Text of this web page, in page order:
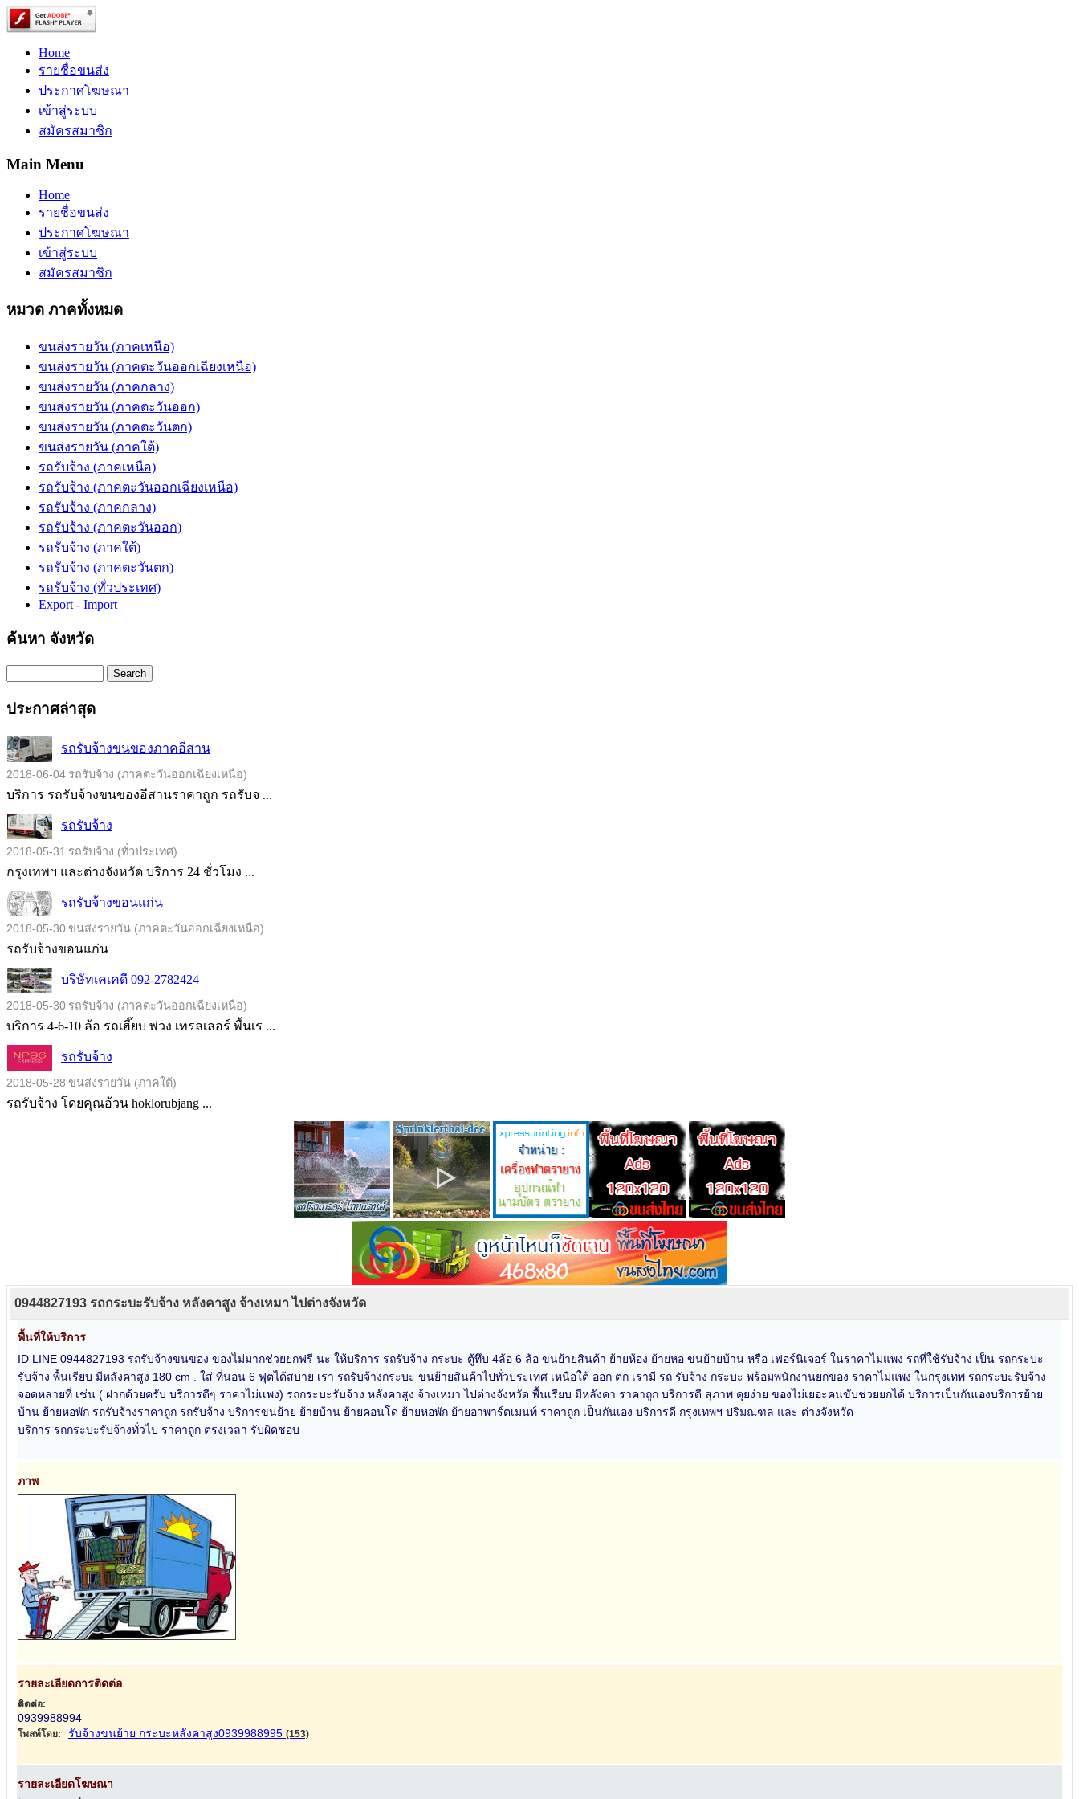
Home
รายชื่อขนส่ง
ประกาศโฆษณา
เข้าสู่ระบบ
สมัครสมาชิก
Main Menu
Home
รายชื่อขนส่ง
ประกาศโฆษณา
เข้าสู่ระบบ
สมัครสมาชิก
หมวด ภาคทั้งหมด
ขนส่งรายวัน (ภาคเหนือ)
ขนส่งรายวัน (ภาคตะวันออกเฉียงเหนือ)
ขนส่งรายวัน (ภาคกลาง)
ขนส่งรายวัน (ภาคตะวันออก)
ขนส่งรายวัน (ภาคตะวันตก)
ขนส่งรายวัน (ภาคใต้)
รถรับจ้าง (ภาคเหนือ)
รถรับจ้าง (ภาคตะวันออกเฉียงเหนือ)
รถรับจ้าง (ภาคกลาง)
รถรับจ้าง (ภาคตะวันออก)
รถรับจ้าง (ภาคใต้)
รถรับจ้าง (ภาคตะวันตก)
รถรับจ้าง (ทั่วประเทศ)
Export - Import
ค้นหา จังหวัด
Search
ประกาศล่าสุด
รถรับจ้างขนของภาคอีสาน
2018-06-04 รถรับจ้าง (ภาคตะวันออกเฉียงเหนือ)
บริการ รถรับจ้างขนของอีสานราคาถูก รถรับจ ...
รถรับจ้าง
2018-05-31 รถรับจ้าง (ทั่วประเทศ)
กรุงเทพฯ และต่างจังหวัด บริการ 24 ชั่วโมง ...
รถรับจ้างขอนแก่น
2018-05-30ขนส่งรายวัน (ภาคตะวันออกเฉียงเหนือ)
รถรับจ้างขอนแก่น
บริษัทเคเคดี 092-2782424
2018-05-30 รถรับจ้าง (ภาคตะวันออกเฉียงเหนือ)
บริการ 4-6-10 ล้อ รถเฮี๊ยบ พ่วง เทรลเลอร์ พื้นเร ...
รถรับจ้าง
2018-05-28 ขนส่งรายวัน (ภาคใต้)
รถรับจ้าง โดยคุณอ้วน hoklorubjang ...
0944827193 รถกระบะรับจ้าง หลังคาสูง จ้างเหมา ไปต่างจังหวัด
พื้นที่ให้บริการ
ID LINE 0944827193 รถรับจ้างขนของ ของไม่มากช่วยยกฟรี นะ ให้บริการ รถรับจ้าง กระบะ ตู้ทึบ 4ล้อ 6 ล้อ ขนย้ายสินค้า ย้ายห้อง ย้ายหอ ขนย้ายบ้าน หรือ เฟอร์นิเจอร์ ในราคาไม่แพง รถที่ใช้รับจ้าง เป็น รถกระบะ
รับจ้าง พื้นเรียบ มีหลังคาสูง 180 cm . ใส่ ที่นอน 6 ฟุตได้สบาย เรา รถรับจ้างกระบะ ขนย้ายสินค้าไปทั่วประเทศ เหนือใต้ ออก ตก เรามี รถ รับจ้าง กระบะ พร้อมพนักงานยกของ ราคาไม่แพง ในกรุงเทพ รถกระบะรับจ้าง
จอดหลายที่ เช่น ( ฝากด้วยครับ บริการดีๆ ราคาไม่เเพง) รถกระบะรับจ้าง หลังคาสูง จ้างเหมา ไปต่างจังหวัด พื้นเรียบ มีหลังคา ราคาถูก บริการดี สุภาพ คุยง่าย ของไม่เยอะคนขับช่วยยกได้ บริการเป็นกันเองบริการย้าย
บ้าน ย้ายหอพัก รถรับจ้างราคาถูก รถรับจ้าง บริการขนย้าย ย้ายบ้าน ย้ายคอนโด ย้ายหอพัก ย้ายอาพาร์ตเมนท์ ราคาถูก เป็นกันเอง บริการดี กรุงเทพฯ ปริมณฑล และ ต่างจังหวัด
บริการ รถกระบะรับจ้างทั่วไป ราคาถูก ตรงเวลา รับผิดชอบ
ภาพ
รายละเอียดการติดต่อ
ติดต่อ:
0939988994
โพสท์โดย: รับจ้างขนย้าย กระบะหลังคาสูง0939988995 (153)
รายละเอียดโฆษณา